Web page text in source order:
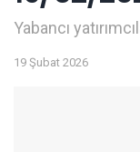
Yabancı
19 Şubat 2026